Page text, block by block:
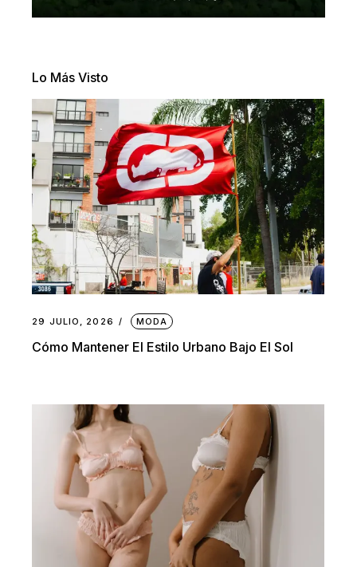
Lo Más Visto
29 JULIO, 2026 MODA
Cómo Mantener El Estilo Urbano Bajo El Sol